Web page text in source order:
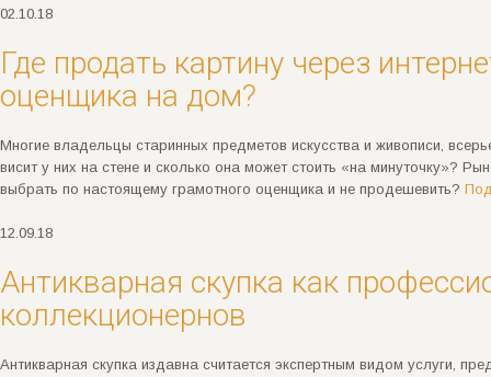
02.10.18
Где продать картину через
оценщика на дом?
Многие владельцы старинных предметов искусства и живописи,
висит у них на стене и сколько она может стоить «на минуточку»?
выбрать по настоящему грамотного оценщика и не продешевить?
12.09.18
Антикварная скупка как
коллекционернов
Антикварная скупка издавна считается экспертным видом услуги,